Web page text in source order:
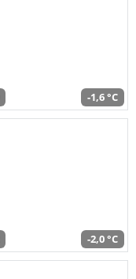
-1,6 °C
-2,0 °C